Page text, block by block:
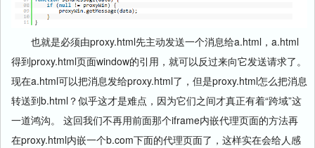
也就是必须由proxy.html先主动发送一个消息给a.html，a.html
得到proxy.html页面window的引用，就可以反过来向它发送请求了。
现在a.html可以把消息发给proxy.html了，但是proxy.html怎么把消息
转送到b.html？似乎这才是难点，因为它们之间才真正有着“跨域”这
一道鸿沟。 这回我们不再用前面那个iframe内嵌代理页面的方法再
在proxy.html内嵌一个b.com下面的代理页面了，这样实在会给人感